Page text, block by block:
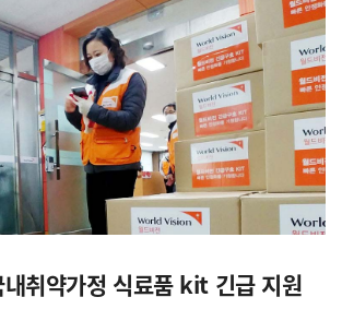
취약가정 식료품 kit 긴급 지원